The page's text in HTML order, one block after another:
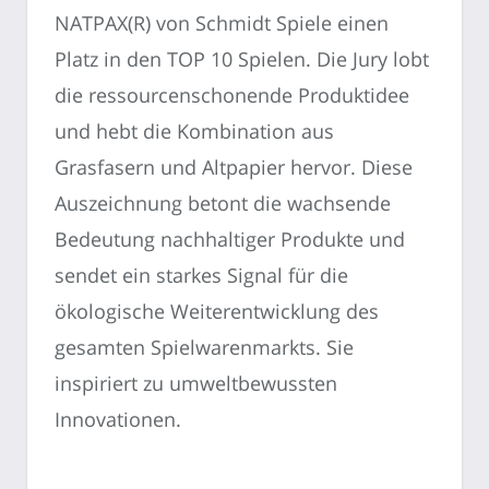
NATPAX(R) von Schmidt Spiele einen
Platz in den TOP 10 Spielen. Die Jury lobt
die ressourcenschonende Produktidee
und hebt die Kombination aus
Grasfasern und Altpapier hervor. Diese
Auszeichnung betont die wachsende
Bedeutung nachhaltiger Produkte und
sendet ein starkes Signal für die
ökologische Weiterentwicklung des
gesamten Spielwarenmarkts. Sie
inspiriert zu umweltbewussten
Innovationen.